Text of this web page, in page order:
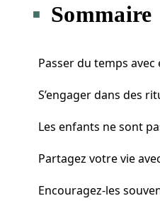
Sommaire
Passer du temps avec
S’engager dans des
Les enfants ne sont
Partagez votre vie
Encouragez-les